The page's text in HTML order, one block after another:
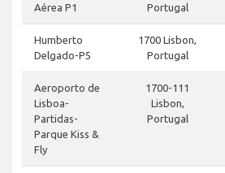
Aérea P1
Portugal
Humberto
Delgado-P5
1700 Lisbon,
Portugal
Aeroporto de
Lisboa-
Partidas-
Parque Kiss &
Fly
1700-111
Lisbon,
Portugal